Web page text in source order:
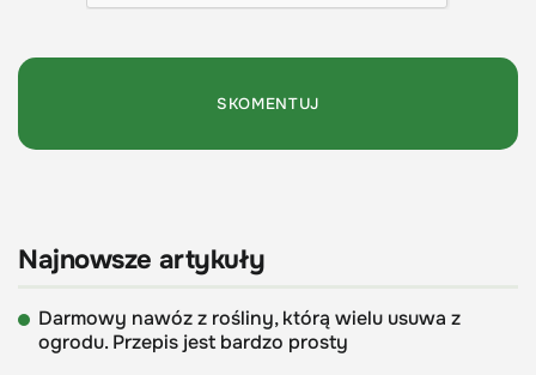
Najnowsze artykuły
Darmowy nawóz z rośliny, którą wielu usuwa z
ogrodu. Przepis jest bardzo prosty